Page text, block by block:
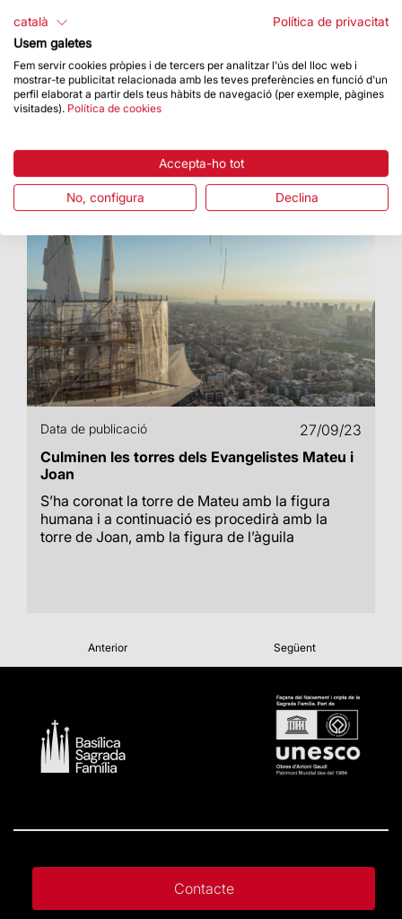
A partir del 30 de setembre i fins al 3 de
desembre
Data de publicació
27/09/23
Culminen les torres dels Evangelistes Mateu i
Joan
S’ha coronat la torre de Mateu amb la figura
humana i a continuació es procedirà amb la
torre de Joan, amb la figura de l’àguila
Anterior Següent
Contacte
català
Política de privacitat
Usem galetes
Fem servir cookies pròpies i de tercers per analitzar l'ús del lloc web i
mostrar-te publicitat relacionada amb les teves preferències en funció d'un
perfil elaborat a partir dels teus hàbits de navegació (per exemple, pàgines
visitades). Política de cookies
Accepta-ho tot
No, configura Declina